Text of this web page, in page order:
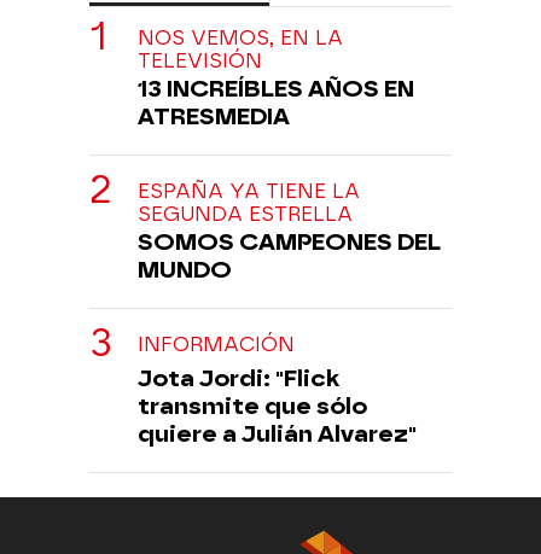
NOS VEMOS, EN LA
TELEVISIÓN
13 INCREÍBLES AÑOS EN
ATRESMEDIA
ESPAÑA YA TIENE LA
SEGUNDA ESTRELLA
SOMOS CAMPEONES DEL
MUNDO
INFORMACIÓN
Jota Jordi: "Flick
transmite que sólo
quiere a Julián Alvarez"